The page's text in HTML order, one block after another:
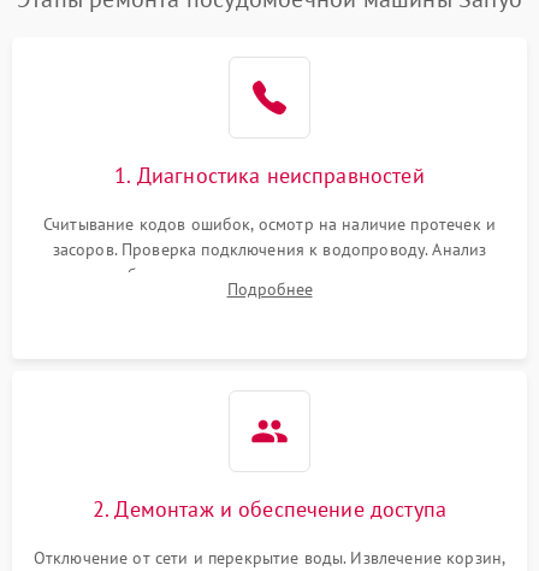
воды
Проблемы с1. Диагностика неисправностей
Считывание кодов ошибок, осмотр на наличие протечек и
засоров. Проверка подключения к водопроводу. Анализ
жалоб на отсутствие слива, нагрева, вращения
разбрызгивателей или срабатывание системы защиты
Подробнее
2. Демонтаж и обеспечение доступа
Отключение от сети и перекрытие воды. Извлечение корзин,